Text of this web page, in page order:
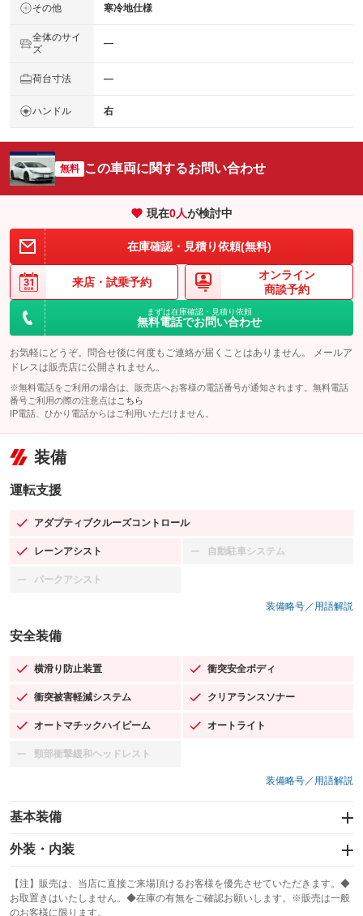
その他 寒冷地仕様
全体のサイ
ズ
―
荷台寸法 ―
ハンドル 右
無料 この車両に関するお問い合わせ
現在0人が検討中
在庫確認・見積り依頼(無料)
来店・ 試乗予約
オンライン
商談予約
まずは在庫確認・見積り依頼
無料電話でお問い合わせ
お気軽にどうぞ。問合せ後に何度もご連絡が届くことはありません。 メールア
ドレスは販売店に公開されません。
※無料電話をご利用の場合は、販売店へお客様の電話番号が通知されます。無料電話
番号ご利用の際の注意点は こちら
IP電話、ひかり電話からはご利用いただけません。
装備
運転支援
アダプティブクルーズコントロール
：装備あり
レーンアシスト
：装備あり 自動駐車システム
：装備なし
パークアシスト
：装備なし
装備略号／用語解説
安全装備
横滑り防止装置
：装備あり 衝突安全ボディ
：装備あり
衝突被害軽減システム
：装備あり クリアランスソナー
：装備あり
オートマチックハイビーム
：装備あり オートライト
：装備あり
頸部衝撃緩和ヘッドレスト
：装備なし
装備略号／用語解説
基本装備
エアバッグ：運転席/助手席/サイド
：装備あり
：装備なし
サンルーフ
：装備なし ABS
外装・内装
カーナビ：メモリーナビ他
：装備あり
TV：フルセグ
：装備あり
【注】販売は、当店に直接ご来場頂けるお客様を優先させていただきます。◆
お取置きはいたしません。◆在庫の有無をご確認お願いします。※販売は一般
のお客様に限ります。